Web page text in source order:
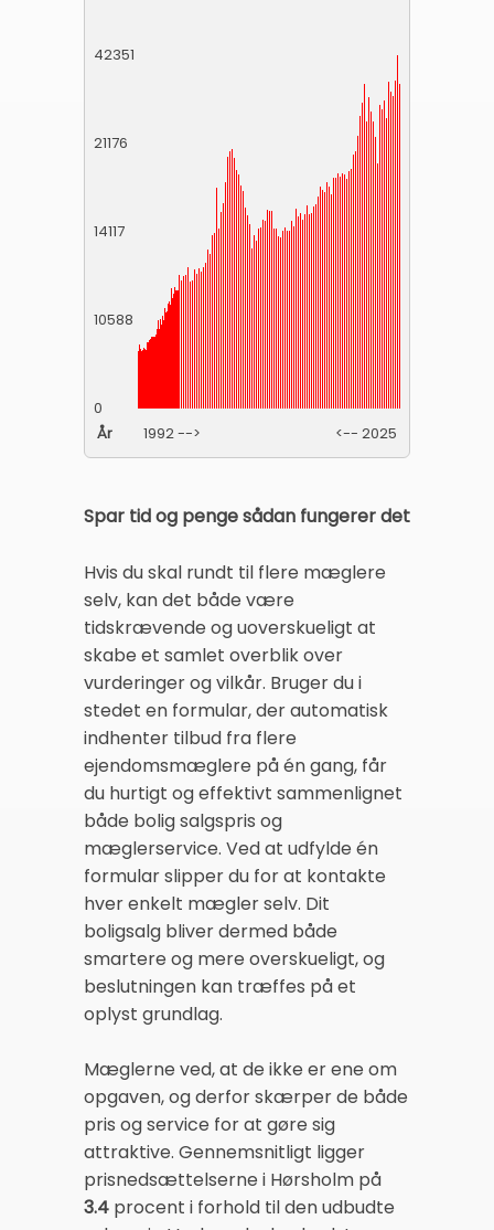
42351
21176
14117
10588
0
År
1992 --> <-- 2025
Spar tid og penge sådan fungerer det
Hvis du skal rundt til flere mæglere
selv, kan det både være
tidskrævende og uoverskueligt at
skabe et samlet overblik over
vurderinger og vilkår. Bruger du i
stedet en formular, der automatisk
indhenter tilbud fra flere
ejendomsmæglere på én gang, får
du hurtigt og effektivt sammenlignet
både bolig salgspris og
mæglerservice. Ved at udfylde én
formular slipper du for at kontakte
hver enkelt mægler selv. Dit
boligsalg bliver dermed både
smartere og mere overskueligt, og
beslutningen kan træffes på et
oplyst grundlag.
Mæglerne ved, at de ikke er ene om
opgaven, og derfor skærper de både
pris og service for at gøre sig
attraktive. Gennemsnitligt ligger
prisnedsættelserne i Hørsholm på
3.4 procent i forhold til den udbudte